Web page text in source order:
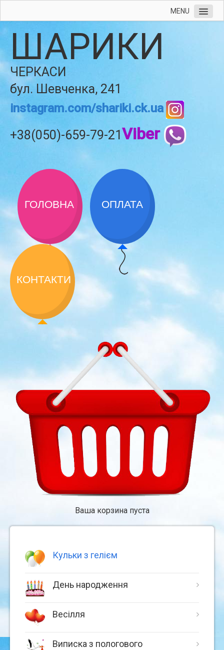
MENU
ШАРИКИ
ЧЕРКАСИ
бул. Шевченка, 241
instagram.com/shariki.ck.ua
+38(050)-659-79-21Viber
ГОЛОВНА ОПЛАТА
КОНТАКТИ
Ваша корзина пуста
Кульки з гелієм
День народження
Весілля
Виписка з пологового